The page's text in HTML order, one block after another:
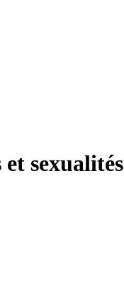
sexualités